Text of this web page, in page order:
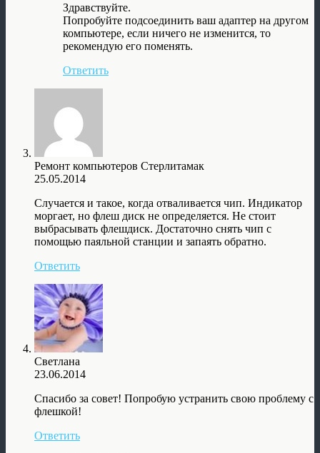
Здравствуйте.
Попробуйте подсоединить ваш адаптер на другом
компьютере, если ничего не изменится, то
рекомендую его поменять.
Ответить
Ремонт компьютеров Стерлитамак
25.05.2014
Случается и такое, когда отваливается чип. Индикатор
моргает, но флеш диск не определяется. Не стоит
выбрасывать флешдиск. Достаточно снять чип с
помощью паяльной станции и запаять обратно.
Ответить
Светлана
23.06.2014
Спасибо за совет! Попробую устранить свою проблему с
флешкой!
Ответить